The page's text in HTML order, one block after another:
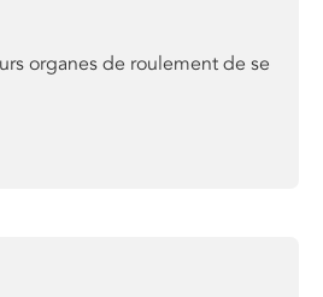
organes de roulement de se